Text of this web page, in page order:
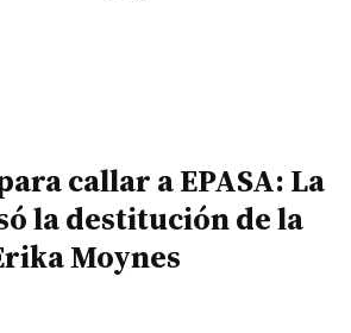
callar a EPASA: La
la destitución de la
Moynes